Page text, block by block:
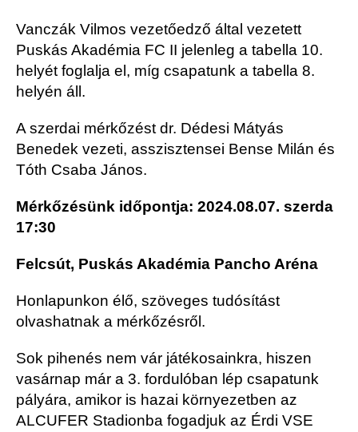
Vanczák Vilmos vezetőedző által vezetett
Puskás Akadémia FC II jelenleg a tabella 10.
helyét foglalja el, míg csapatunk a tabella 8.
helyén áll.
A szerdai mérkőzést dr. Dédesi Mátyás
Benedek vezeti, asszisztensei Bense Milán és
Tóth Csaba János.
Mérkőzésünk időpontja: 2024.08.07. szerda
17:30
Felcsút, Puskás Akadémia Pancho Aréna
Honlapunkon élő, szöveges tudósítást
olvashatnak a mérkőzésről.
Sok pihenés nem vár játékosainkra, hiszen
vasárnap már a 3. fordulóban lép csapatunk
pályára, amikor is hazai környezetben az
ALCUFER Stadionba fogadjuk az Érdi VSE